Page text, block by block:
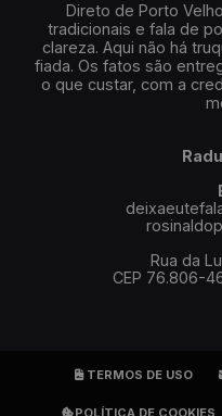
Direto de Porto
tradicionais e fala de
clareza. Aqui não há
fiada. Os fatos são
o que custar, com a
Rua da
CEP 76.806-
TERMOS DE USO
POLÍTICA DE COOKIES